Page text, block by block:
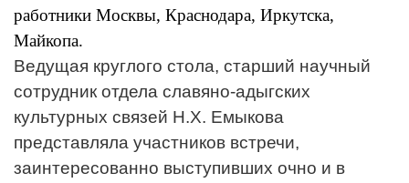
работники Москвы, Краснодара, Иркутска,
Майкопа.
Ведущая круглого стола, старший научный
сотрудник отдела славяно-адыгских
культурных связей Н.Х. Емыкова
представляла участников встречи,
заинтересованно выступивших очно и в